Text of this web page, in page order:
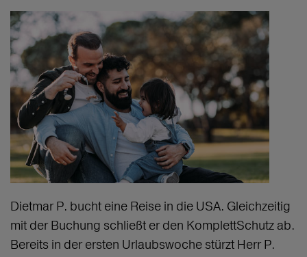
Dietmar P. bucht eine Reise in die USA. Gleichzeitig
mit der Buchung schließt er den KomplettSchutz ab.
Bereits in der ersten Urlaubswoche stürzt Herr P.